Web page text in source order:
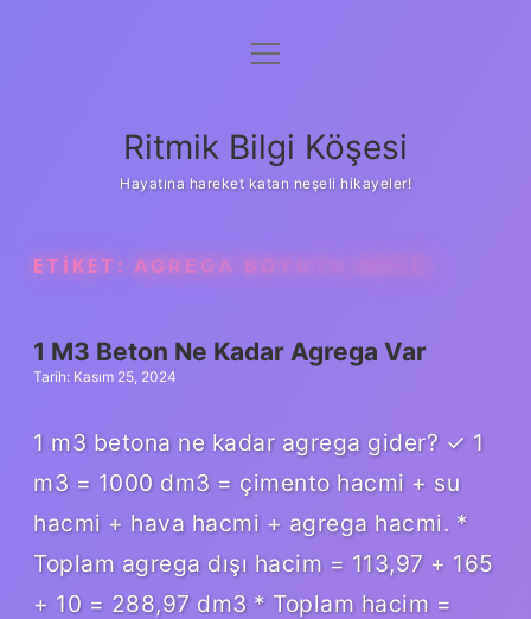
Anasayfa
Yasal Uyarı
menüyü
Ritmik Bilgi Köşesi
Hayatına hareket katan neşeli hikayeler!
ETIKET: AGREGA BOYUTU NEDIR
1 M3 Beton Ne Kadar Agrega Var
Tarih: Kasım 25, 2024
1 m3 betona ne kadar agrega gider? ✓ 1
m3 = 1000 dm3 = çimento hacmi + su
hacmi + hava hacmi + agrega hacmi. *
Toplam agrega dışı hacim = 113,97 + 165
+ 10 = 288,97 dm3 * Toplam hacim =